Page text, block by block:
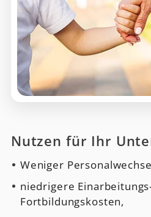
Nutzen für Ihr
Weniger
niedrigere
Fortbildungskosten,